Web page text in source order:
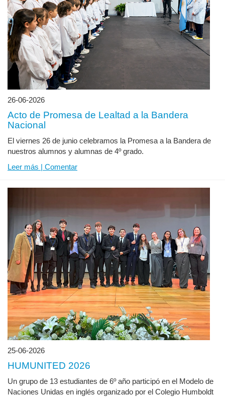
26-06-2026
Acto de Promesa de Lealtad a la Bandera
Nacional
El viernes 26 de junio celebramos la Promesa a la Bandera de
nuestros alumnos y alumnas de 4º grado.
Leer más | Comentar
25-06-2026
HUMUNITED 2026
Un grupo de 13 estudiantes de 6º año participó en el Modelo de
Naciones Unidas en inglés organizado por el Colegio Humboldt